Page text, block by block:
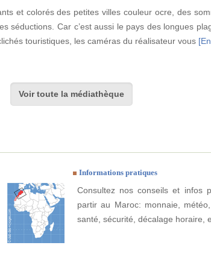
et colorés des petites villes couleur ocre, des
séductions. Car c’est aussi le pays des longues
touristiques, les caméras du réalisateur vous
Voir toute la médiathèque
Informations pratiques
Consultez nos conseils et infos
partir au Maroc: monnaie,
santé, sécurité, décalage horaire,